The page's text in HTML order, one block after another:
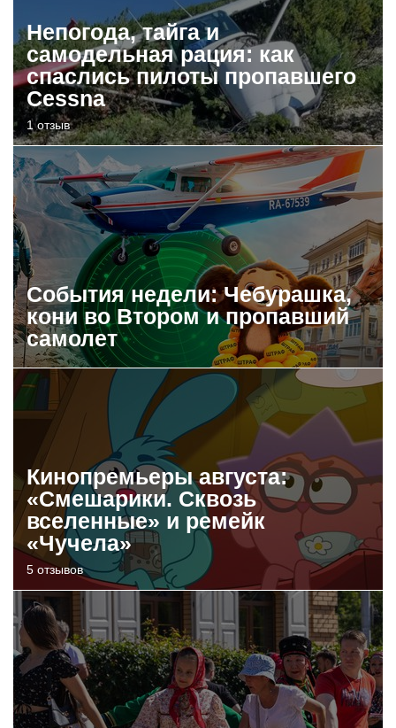
Непогода, тайга и
самодельная рация: как
спаслись пилоты пропавшего
Cessna
1 отзыв
События недели: Чебурашка,
кони во Втором и пропавший
самолет
Кинопремьеры августа:
«Смешарики. Сквозь
вселенные» и ремейк
«Чучела»
5 отзывов